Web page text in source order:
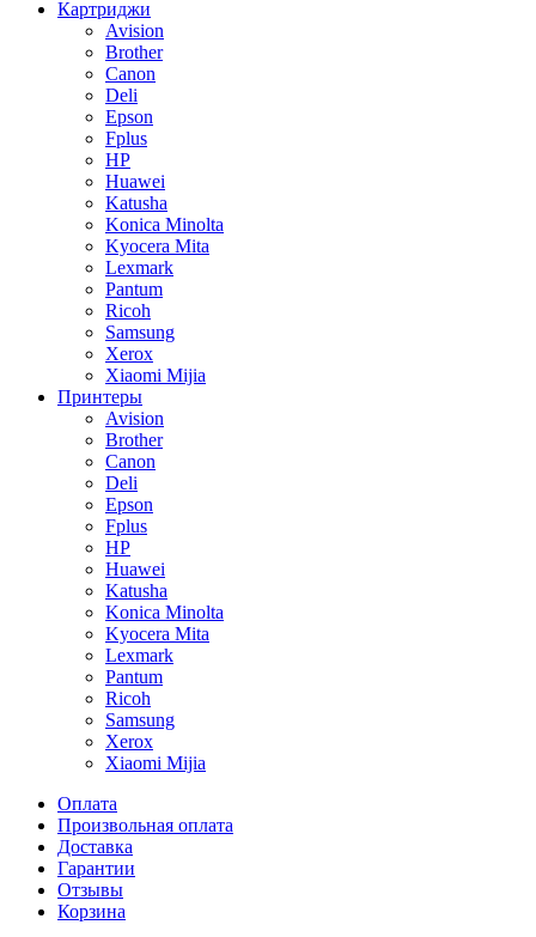
Картриджи
Avision
Brother
Canon
Deli
Epson
Fplus
HP
Huawei
Katusha
Konica Minolta
Kyocera Mita
Lexmark
Pantum
Ricoh
Samsung
Xerox
Xiaomi Mijia
Принтеры
Avision
Brother
Canon
Deli
Epson
Fplus
HP
Huawei
Katusha
Konica Minolta
Kyocera Mita
Lexmark
Pantum
Ricoh
Samsung
Xerox
Xiaomi Mijia
Оплата
Произвольная оплата
Доставка
Гарантии
Отзывы
Корзина